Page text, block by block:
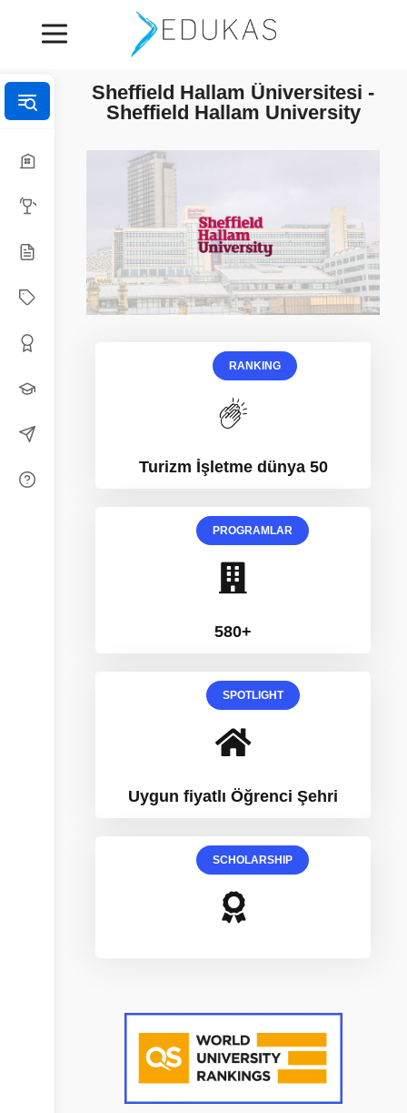
Sheffield Hallam Üniversitesi -
Sheffield Hallam University
RANKING
Turizm İşletme dünya 50
PROGRAMLAR
580+
SPOTLIGHT
Uygun fiyatlı Öğrenci Şehri
SCHOLARSHIP